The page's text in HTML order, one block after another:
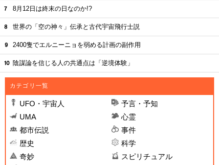
8月12日は終末の日なのか!?
世界の「空の神々」伝承と古代宇宙飛行士説
2400隻でエルニーニョを弱める計画の副作用
陰謀論を信じる人の共通点は「逆境体験」
カテゴリ一覧
UFO・宇宙人
予言・予知
UMA
心霊
都市伝説
事件
歴史
科学
奇妙
スピリチュアル